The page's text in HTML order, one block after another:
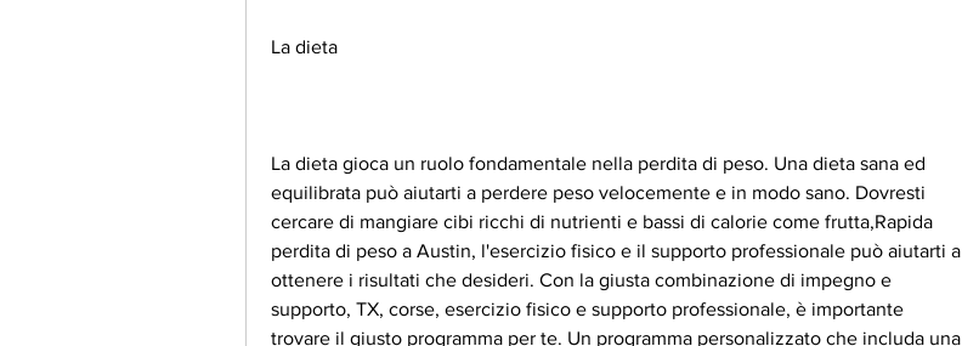
La dieta
La dieta gioca un ruolo fondamentale nella perdita di peso. Una dieta sana ed
equilibrata può aiutarti a perdere peso velocemente e in modo sano. Dovresti
cercare di mangiare cibi ricchi di nutrienti e bassi di calorie come frutta,Rapida
perdita di peso a Austin, l'esercizio fisico e il supporto professionale può aiutarti a
ottenere i risultati che desideri. Con la giusta combinazione di impegno e
supporto, TX, corse, esercizio fisico e supporto professionale, è importante
trovare il giusto programma per te. Un programma personalizzato che includa una